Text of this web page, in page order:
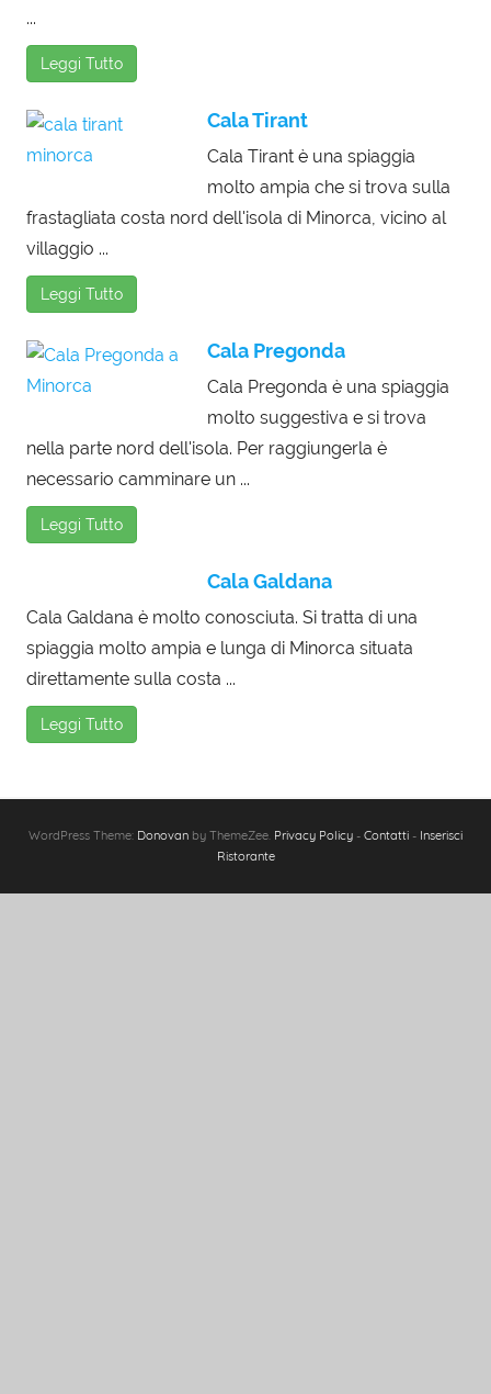
...
Leggi Tutto
Cala Tirant
Cala Tirant è una spiaggia
molto ampia che si trova sulla
frastagliata costa nord dell'isola di Minorca, vicino al
villaggio ...
Leggi Tutto
Cala Pregonda
Cala Pregonda è una spiaggia
molto suggestiva e si trova
nella parte nord dell'isola. Per raggiungerla è
necessario camminare un ...
Leggi Tutto
Cala Galdana
Cala Galdana è molto conosciuta. Si tratta di una
spiaggia molto ampia e lunga di Minorca situata
direttamente sulla costa ...
Leggi Tutto
WordPress Theme: Donovan by ThemeZee. Privacy Policy - Contatti - Inserisci
Ristorante